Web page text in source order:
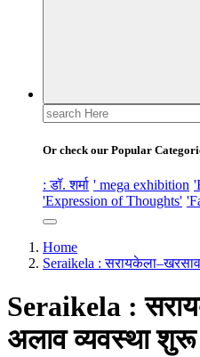
Search
for:
Or check our Popular
: डॉ. शर्मा ' mega exhibition
'Expression of Thoughts'
Home
Seraikela :
Seraikela :
अलाव व्यवस्था शुरू